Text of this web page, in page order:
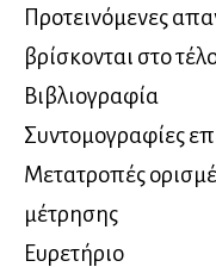
Προτεινόμενες
βρίσκονται στο
Βιβλιογραφία
Συντομογραφίες
Μετατροπές
μέτρησης
Ευρετήριο